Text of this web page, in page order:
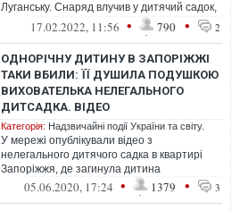
Луганську. Снаряд влучив у дитячий садок,
постраждали дві людини.
17.02.2022, 11:56 • 790 • 2
ОДНОРІЧНУ ДИТИНУ В ЗАПОРІЖЖІ
ТАКИ ВБИЛИ: ЇЇ ДУШИЛА ПОДУШКОЮ
ВИХОВАТЕЛЬКА НЕЛЕГАЛЬНОГО
ДИТСАДКА. ВІДЕО
Категорія: Надзвичайні події України та світу.
У мережі опублікували відео з
нелегального дитячого садка в квартирі
Запоріжжя, де загинула дитина
05.06.2020, 17:24 • 1379 • 3